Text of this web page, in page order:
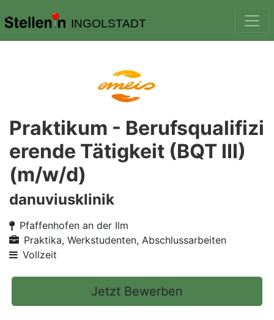
INGOLSTADT
Praktikum - Berufsqualifizi
erende Tätigkeit (BQT III)
(m/w/d)
danuviusklinik
Pfaffenhofen an der Ilm
Praktika, Werkstudenten, Abschlussarbeiten
Vollzeit
Jetzt Bewerben